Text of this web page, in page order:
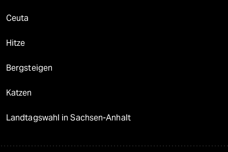
Ceuta
Hitze
Bergsteigen
Katzen
Landtagswahl in Sachsen-Anhalt